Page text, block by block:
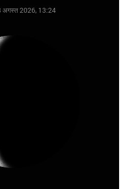
अगस्त 2026, 13:24